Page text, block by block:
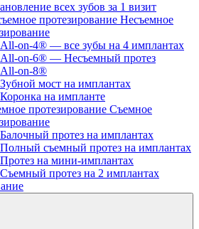
всех зубов за 1 визит
Несъемное
All-on-4® — все зубы на 4 имплантах
All-on-6® — Несъемный протез
All-on-8®
Зубной мост на имплантах
Коронка на импланте
Съемное
Балочный протез на имплантах
Полный съемный протез на имплантах
Протез на мини-имплантах
Съемный протез на 2 имплантах